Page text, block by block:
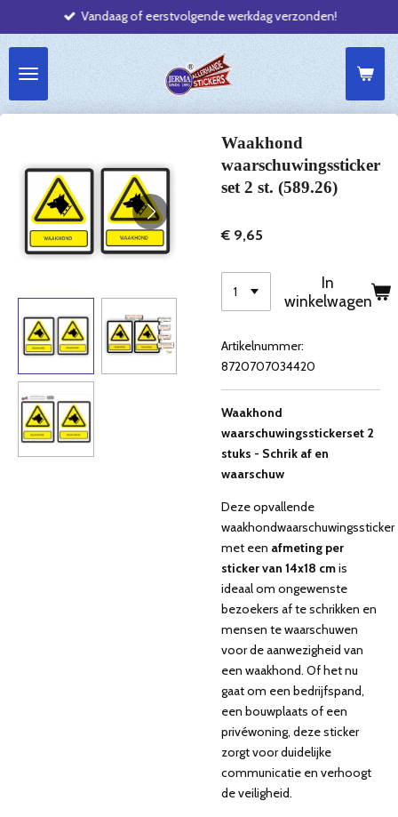
direct
de
hoofdinhoud
Vandaag of eerstvolgende werkdag verzonden!
Waakhond
waarschuwingssticker
set 2 st. (589.26)
€ 9,65
In
winkelwagen
Artikelnummer:
8720707034420
Waakhond
waarschuwingsstickerset 2
stuks - Schrik af en
waarschuw
Deze opvallende
waakhondwaarschuwingssticker
met een afmeting per
sticker van 14x18 cmis
ideaal om ongewenste
bezoekers af te schrikken en
mensen te waarschuwen
voor de aanwezigheid van
een waakhond. Of het nu
gaat om een bedrijfspand,
een bouwplaats of een
privéwoning, deze sticker
zorgt voor duidelijke
communicatie en verhoogt
de veiligheid.